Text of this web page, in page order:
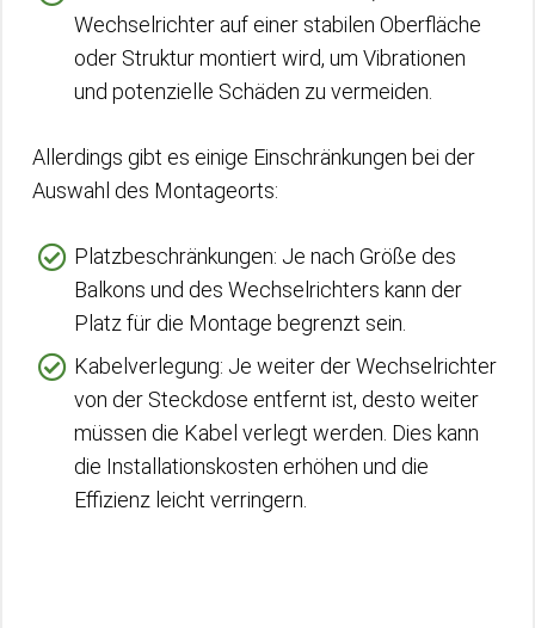
Wechselrichter auf einer stabilen Oberfläche
oder Struktur montiert wird, um Vibrationen
und potenzielle Schäden zu vermeiden.
Allerdings gibt es einige Einschränkungen bei der
Auswahl des Montageorts:
Platzbeschränkungen: Je nach Größe des
Balkons und des Wechselrichters kann der
Platz für die Montage begrenzt sein.
Kabelverlegung: Je weiter der Wechselrichter
von der Steckdose entfernt ist, desto weiter
müssen die Kabel verlegt werden. Dies kann
die Installationskosten erhöhen und die
Effizienz leicht verringern.